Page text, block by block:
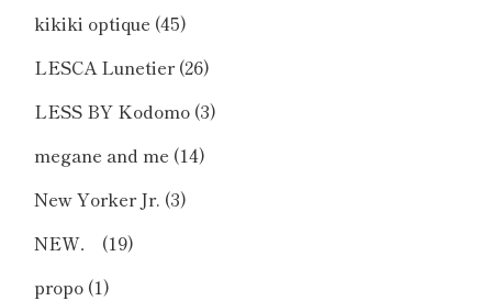
kikiki optique (45)
LESCA Lunetier(26)
LESS BY Kodomo (3)
megane and me (14)
New Yorker Jr. (3)
NEW．
(19)
propo (1)